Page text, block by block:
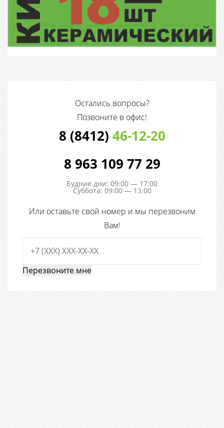
Остались вопросы?
Позвоните в офис!
8 (8412) 46-12-20
8 963 109 77 29
Будние дни: 09:00 — 17:00
Суббота: 09:00 — 13:00
Или оставьте свой номер и мы перезвоним
Вам!